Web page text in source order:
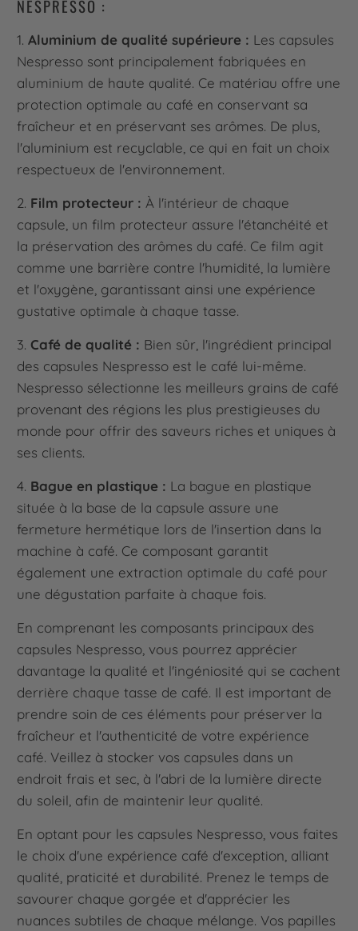
NESPRESSO :
1.Aluminium de qualité supérieure : Les capsules
Nespresso sont principalement fabriquées en
aluminium de haute qualité. Ce matériau offre une
protection optimale au café en conservant sa
fraîcheur et en préservant ses arômes. De plus,
l'aluminium est recyclable, ce qui en fait un choix
respectueux de l'environnement.
2. Film protecteur : À l'intérieur de chaque
capsule, un film protecteur assure l'étanchéité et
la préservation des arômes du café. Ce film agit
comme une barrière contre l'humidité, la lumière
et l'oxygène, garantissant ainsi une expérience
gustative optimale à chaque tasse.
3. Café de qualité : Bien sûr, l'ingrédient principal
des capsules Nespresso est le café lui-même.
Nespresso sélectionne les meilleurs grains de café
provenant des régions les plus prestigieuses du
monde pour offrir des saveurs riches et uniques à
ses clients.
4. Bague en plastique : La bague en plastique
située à la base de la capsule assure une
fermeture hermétique lors de l'insertion dans la
machine à café. Ce composant garantit
également une extraction optimale du café pour
une dégustation parfaite à chaque fois.
En comprenant les composants principaux des
capsules Nespresso, vous pourrez apprécier
davantage la qualité et l'ingéniosité qui se cachent
derrière chaque tasse de café. Il est important de
prendre soin de ces éléments pour préserver la
fraîcheur et l'authenticité de votre expérience
café. Veillez à stocker vos capsules dans un
endroit frais et sec, à l'abri de la lumière directe
du soleil, afin de maintenir leur qualité.
En optant pour les capsules Nespresso, vous faites
le choix d'une expérience café d'exception, alliant
qualité, praticité et durabilité. Prenez le temps de
savourer chaque gorgée et d'apprécier les
nuances subtiles de chaque mélange. Vos papilles